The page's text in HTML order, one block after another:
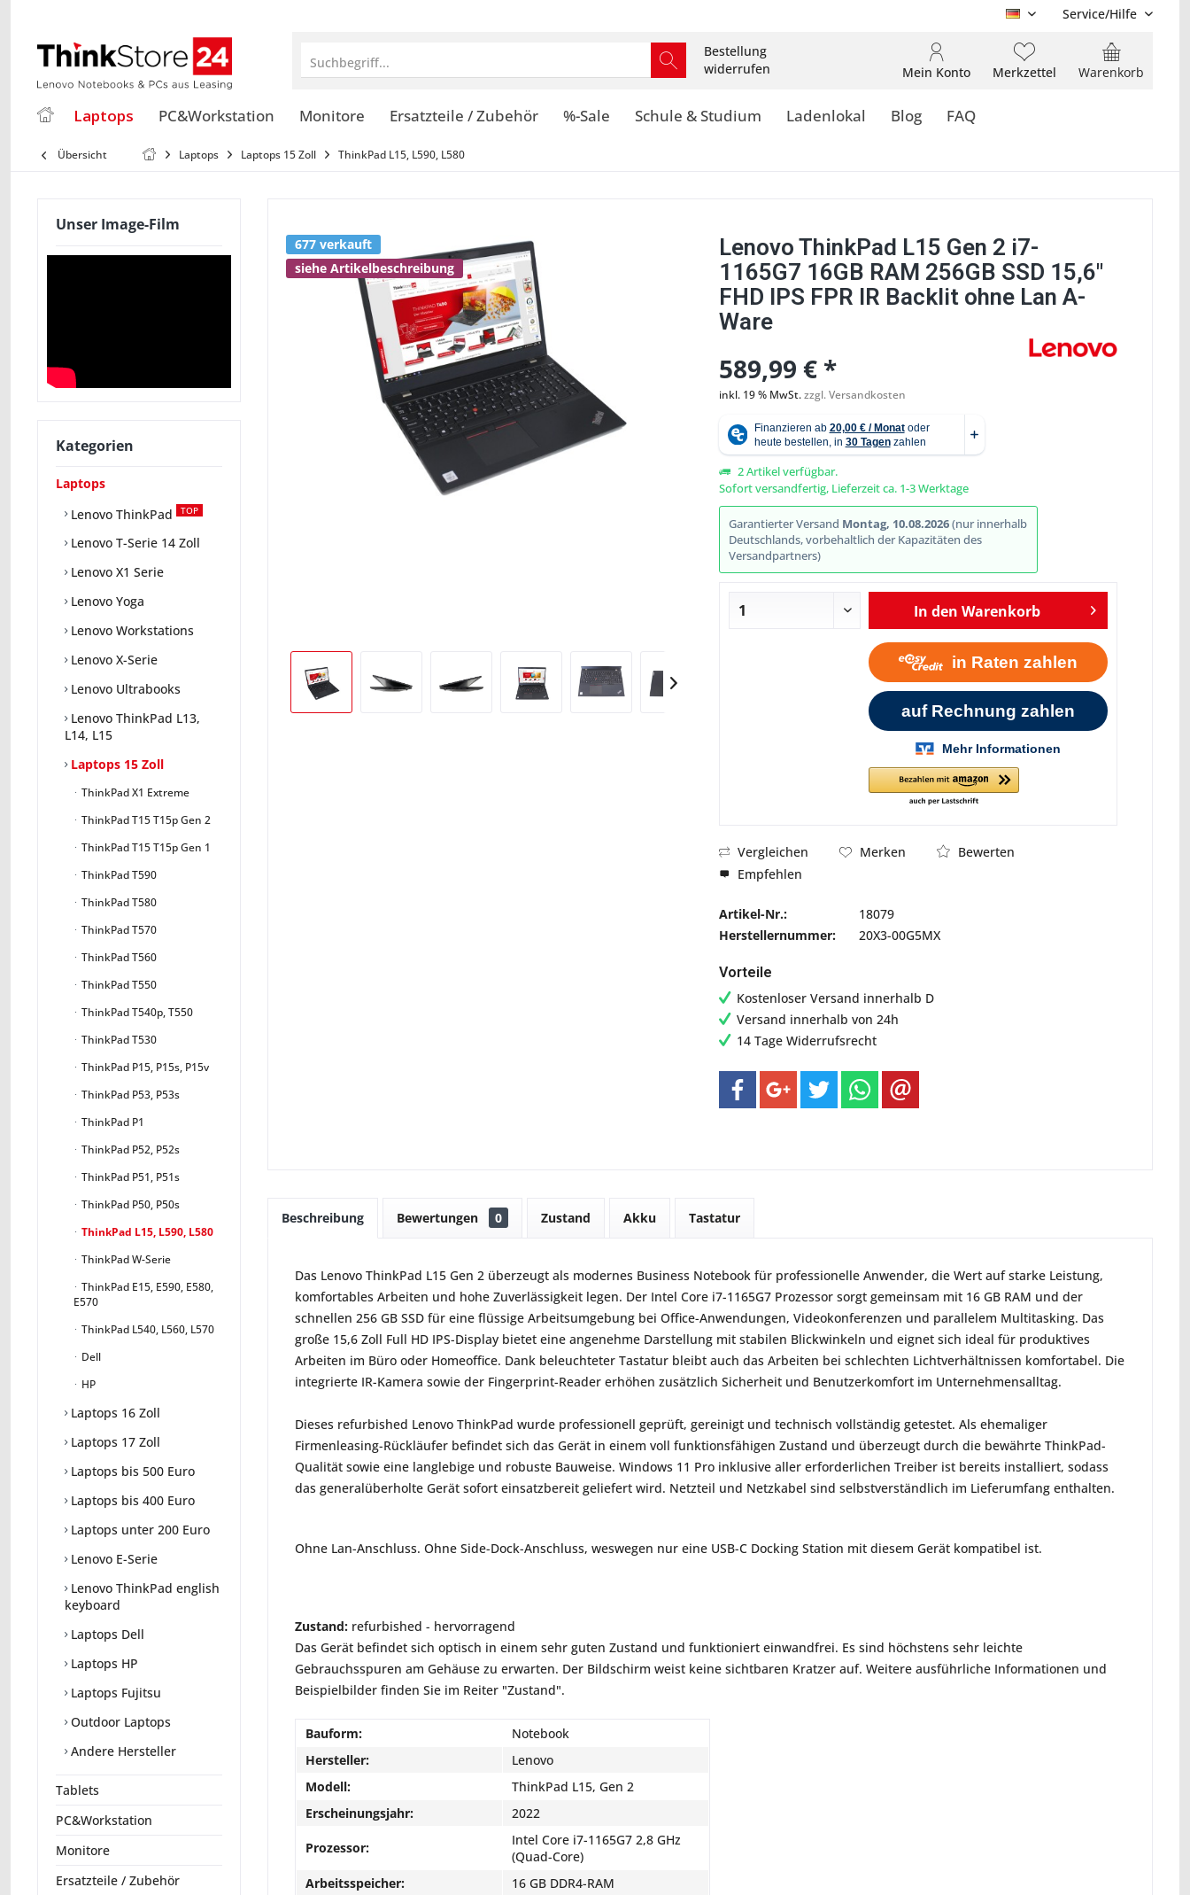
DE Service/Hilfe
Suchbegriff...
Bestellung
widerrufen
Warenkorb
Merkzettel
Mein Konto
Laptops PC&Workstation Monitore Ersatzteile / Zubehör %-Sale Schule & Studium Ladenlokal Blog FAQ
Übersicht Laptops Laptops 15 Zoll ThinkPad L15, L590, L580
Unser Image-Film
Kategorien
Laptops
Lenovo ThinkPad
TOP
Lenovo T-Serie 14 Zoll
Lenovo X1 Serie
Lenovo Yoga
Lenovo Workstations
Lenovo X-Serie
Lenovo Ultrabooks
Lenovo ThinkPad L13,
L14, L15
Laptops 15 Zoll
ThinkPad X1 Extreme
ThinkPad T15 T15p Gen 2
ThinkPad T15 T15p Gen 1
ThinkPad T590
ThinkPad T580
ThinkPad T570
ThinkPad T560
ThinkPad T550
ThinkPad T540p, T550
ThinkPad T530
ThinkPad P15, P15s, P15v
ThinkPad P53, P53s
ThinkPad P1
ThinkPad P52, P52s
ThinkPad P51, P51s
ThinkPad P50, P50s
ThinkPad L15, L590, L580
ThinkPad W-Serie
ThinkPad E15, E590, E580,
E570
ThinkPad L540, L560, L570
Dell
HP
Laptops 16 Zoll
Laptops 17 Zoll
Laptops bis 500 Euro
Laptops bis 400 Euro
Laptops unter 200 Euro
Lenovo E-Serie
Lenovo ThinkPad english
keyboard
Laptops Dell
Laptops HP
Laptops Fujitsu
Outdoor Laptops
Andere Hersteller
Tablets
PC&Workstation
Monitore
Ersatzteile / Zubehör
677 verkauft
siehe Artikelbeschreibung
Abbildung ähnlich
Lenovo ThinkPad L15 Gen 2 i7-
1165G7 16GB RAM 256GB SSD 15,6"
FHD IPS FPR IR Backlit ohne Lan A-
Ware
589,99 € *
inkl. 19 % MwSt.zzgl. Versandkosten
2 Artikel verfügbar.
Sofort versandfertig, Lieferzeit ca. 1-3 Werktage
Garantierter Versand Montag, 10.08.2026(nur innerhalb
Deutschlands, vorbehaltlich der Kapazitäten des
Versandpartners)
In den Warenkorb
Vergleichen Merken
Bewerten
Empfehlen
Artikel-Nr.:
18079
Herstellernummer:
20X3-00G5MX
Vorteile
Kostenloser Versand innerhalb D
Versand innerhalb von 24h
14 Tage Widerrufsrecht
Beschreibung Bewertungen 0 Zustand Akku Tastatur
Das Lenovo ThinkPad L15 Gen 2 überzeugt als modernes Business Notebook für professionelle Anwender, die Wert auf starke Leistung,
komfortables Arbeiten und hohe Zuverlässigkeit legen. Der Intel Core i7-1165G7 Prozessor sorgt gemeinsam mit 16 GB RAM und der
schnellen 256 GB SSD für eine flüssige Arbeitsumgebung bei Office-Anwendungen, Videokonferenzen und parallelem Multitasking. Das
große 15,6 Zoll Full HD IPS-Display bietet eine angenehme Darstellung mit stabilen Blickwinkeln und eignet sich ideal für produktives
Arbeiten im Büro oder Homeoffice. Dank beleuchteter Tastatur bleibt auch das Arbeiten bei schlechten Lichtverhältnissen komfortabel. Die
integrierte IR-Kamera sowie der Fingerprint-Reader erhöhen zusätzlich Sicherheit und Benutzerkomfort im Unternehmensalltag.
Dieses refurbished Lenovo ThinkPad wurde professionell geprüft, gereinigt und technisch vollständig getestet. Als ehemaliger
Firmenleasing-Rückläufer befindet sich das Gerät in einem voll funktionsfähigen Zustand und überzeugt durch die bewährte ThinkPad-
Qualität sowie eine langlebige und robuste Bauweise. Windows 11 Pro inklusive aller erforderlichen Treiber ist bereits installiert, sodass
das generalüberholte Gerät sofort einsatzbereit geliefert wird. Netzteil und Netzkabel sind selbstverständlich im Lieferumfang enthalten.
Ohne Lan-Anschluss. Ohne Side-Dock-Anschluss, weswegen nur eine USB-C Docking Station mit diesem Gerät kompatibel ist.
Zustand: refurbished - hervorragend
Das Gerät befindet sich optisch in einem sehr guten Zustand und funktioniert einwandfrei. Es sind höchstens sehr leichte
Gebrauchsspuren am Gehäuse zu erwarten. Der Bildschirm weist keine sichtbaren Kratzer auf. Weitere ausführliche Informationen und
Beispielbilder finden Sie im Reiter "Zustand".
Bauform:
Notebook
Hersteller:
Lenovo
Modell:
ThinkPad L15, Gen 2
Erscheinungsjahr:
2022
Prozessor:
Intel Core i7-1165G7 2,8 GHz
(Quad-Core)
Arbeitsspeicher:
16 GB DDR4-RAM